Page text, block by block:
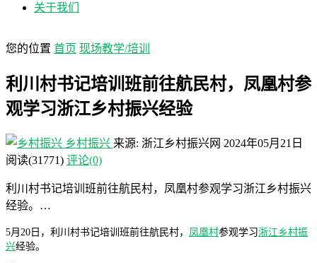
关于我们
您的位置 首页 现场教学/培训
利川村书记培训班前往航民村，凤凰村参
观学习浙江乡村振兴经验
乡村振兴 来源: 浙江乡村振兴网 2024年05月21日
阅读(31771) 评论(0)
利川村书记培训班前往航民村，凤凰村参观学习浙江乡村振兴
经验。…
5月20日，利川村书记培训班前往航民村， 凤凰村参观学习浙江乡村振
兴经验。